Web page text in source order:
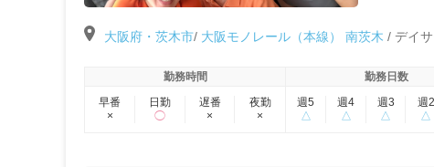
大阪府・茨木市/ 大阪モノレール（本線） 南茨木 / デイ
勤務時間
早番
×
日勤
◯
遅番
×
夜勤
×
勤務日数
週5
△
週4
△
週3
△
週2
△